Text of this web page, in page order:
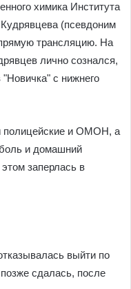
химика Института
(псевдоним
трансляцию. На
лично сознался,
с нижнего
полицейские и ОМОН, а
и домашний
заперлась в
выйти по
сдалась, после